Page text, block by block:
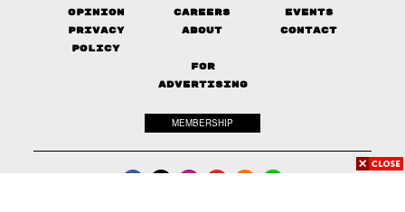
Opinion
Careers
Events
Privacy
Policy
About Contact
FOR
ADVERTISING
MEMBERSHIP